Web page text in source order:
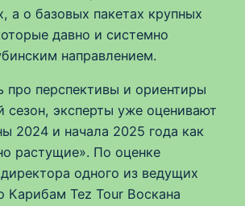
а о базовых пакетах крупных
давно и системно
направлением.
про перспективы и ориентиры
эксперты уже оценивают
2024 и начала 2025 года как
растущие». По оценке
директора одного из ведущих
Карибам Tez Tour Воскана